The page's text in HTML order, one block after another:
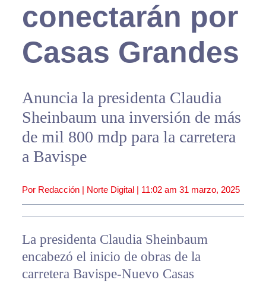
conectarán por
Casas Grandes
Anuncia la presidenta Claudia
Sheinbaum una inversión de más
de mil 800 mdp para la carretera
a Bavispe
Por Redacción | Norte Digital | 11:02 am 31 marzo, 2025
La presidenta Claudia Sheinbaum
encabezó el inicio de obras de la
carretera Bavispe-Nuevo Casas